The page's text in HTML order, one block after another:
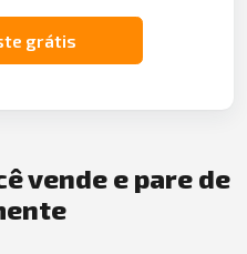
grátis
vende e pare de